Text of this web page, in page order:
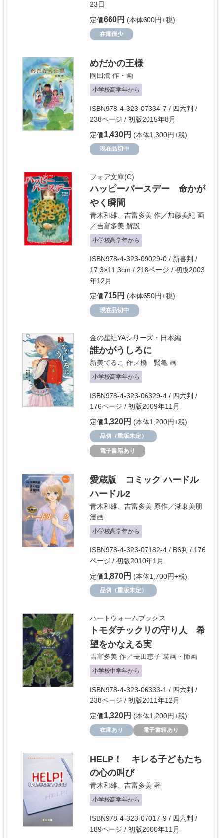
23日
定価660円 (本体600円+税)
在庫僅少
めだかの王様
岡田潤 作・画
小学校高学年から
ISBN978-4-323-07334-7 / 四六判 /
238ページ / 初版2015年8月
定価1,430円 (本体1,300円+税)
現在品切中
フォア文庫(C)
ハッピーバースデー 命かが
やく瞬間
青木和雄 吉富多美 作／加藤美紀 画
／吉富多美 解説
小学校高学年から
ISBN978-4-323-09029-0 / 新書判 /
17.3×11.3cm / 218ページ / 初版2003
年12月
定価715円 (本体650円+税)
現在品切中
金の星社YAシリーズ・日本編
誰かがうしろに
新美てるこ 作／橋 賢亀 画
小学校高学年から
ISBN978-4-323-06329-4 / 四六判 /
176ページ / 初版2009年11月
定価1,320円 (本体1,200円+税)
品切（重版未定）
電子書籍あり
愛蔵版 コミック ハードル
ハードル2
青木和雄 吉富多美 原作／湖東美朋
漫画
小学校高学年から
ISBN978-4-323-07182-4 / B6判 / 176
ページ / 初版2010年1月
定価1,870円 (本体1,700円+税)
品切（重版未定）
ハートウォームブックス
トモダチックリの守り人 希
望をかなえる実
吉富多美 作／長田恵子 装画・挿画
小学校中学年から
ISBN978-4-323-06333-1 / 四六判 /
238ページ / 初版2011年12月
定価1,320円 (本体1,200円+税)
在庫あり 電子書籍あり
HELP！ キレる子どもたち
の心の叫び
青木和雄 吉富多美 著
小学校高学年から
ISBN978-4-323-07017-9 / 四六判 /
189ページ / 初版2000年11月